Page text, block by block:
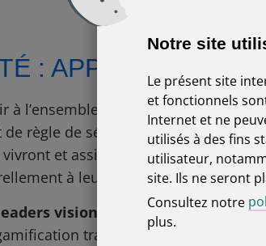
: APPRENEZ AVEC
à l’ensemble de vos
de règle de sécurité. Exit les longues
et assimileront les nouvelles
à leur quotidien, tout en
visionnaires
, adoptez cette
transcende la notion d’un
Notre site
Le présent site
et fonctionnels
Internet et ne
utilisés à des fins
utilisateur,
site. Ils ne seront
Consultez notre
plus.